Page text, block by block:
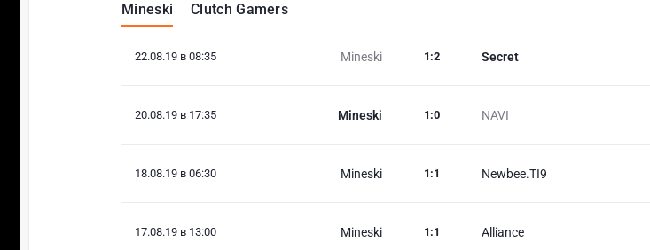
Mineski Clutch Gamers
22.08.19 в 08:35 Mineski Secret
1 :2
20.08.19 в 17:35 Mineski NAVI
1 :0
18.08.19 в 06:30 Mineski Newbee.TI9
1 :1
17.08.19 в 13:00 Mineski Alliance
1 :1